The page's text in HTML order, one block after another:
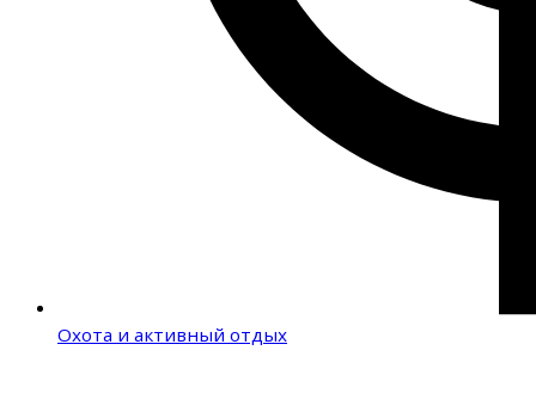
Охота и активный отдых